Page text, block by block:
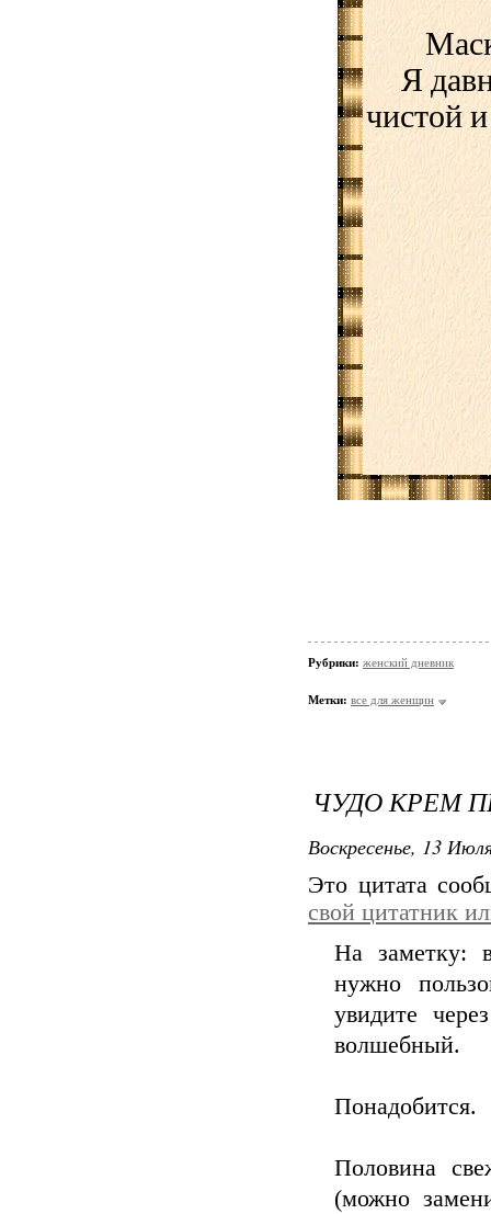
Я
чистой
Рубрики: женский дневник
Метки: все для женщин
ЧУДО КРЕМ
Воскресенье, 13
Это цитата
свой цитатник
На заметку:
нужно
увидите
волшебный.
Понадобится.
Половина
(можно